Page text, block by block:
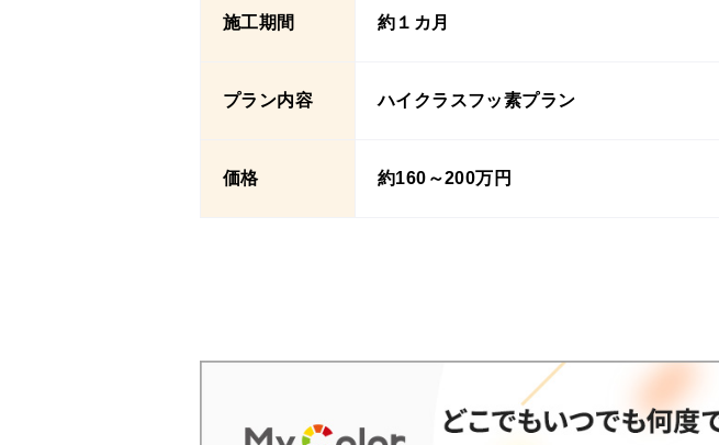
施工期間 約１カ月
プラン内容 ハイクラスフッ素プラン
価格 約160～200万円